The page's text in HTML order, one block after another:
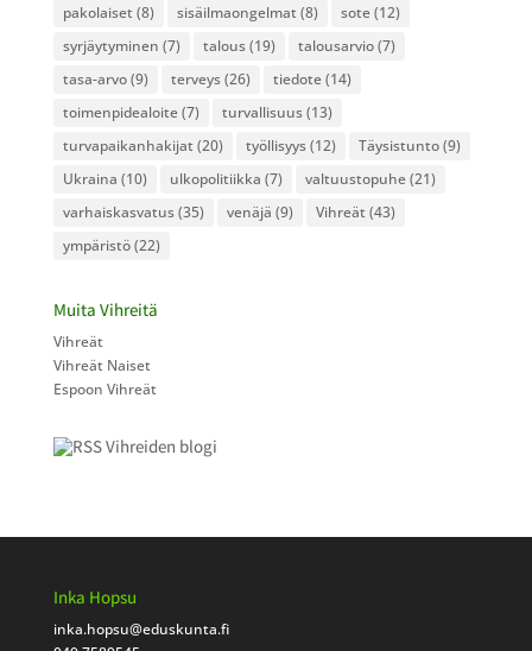
pakolaiset (8) sisäilmaongelmat (8) sote(12)
syrjäytyminen (7) talous(19) talousarvio(7)
tasa-arvo(9) terveys(26) tiedote(14)
toimenpidealoite(7) turvallisuus(13)
turvapaikanhakijat (20) työllisyys(12) Täysistunto(9)
Ukraina (10) ulkopolitiikka (7) valtuustopuhe(21)
varhaiskasvatus(35) venäjä (9) Vihreät (43)
ympäristö(22)
Muita Vihreitä
Vihreät
Vihreät Naiset
Espoon Vihreät
Vihreiden blogi
Inka Hopsu
inka.hopsu@eduskunta.fi